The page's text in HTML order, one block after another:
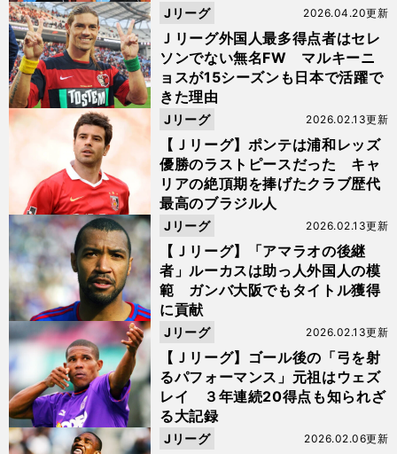
Ｊリーグ外国人最多得点者はセレ
ソンでない無名FW マルキーニ
ョスが15シーズンも日本で活躍で
きた理由
2026.04.20更新
Jリーグ
【Ｊリーグ】ポンテは浦和レッズ
優勝のラストピースだった キャ
リアの絶頂期を捧げたクラブ歴代
最高のブラジル人
2026.02.13更新
Jリーグ
【Ｊリーグ】「アマラオの後継
者」ルーカスは助っ人外国人の模
範 ガンバ大阪でもタイトル獲得
に貢献
2026.02.13更新
Jリーグ
【Ｊリーグ】ゴール後の「弓を射
るパフォーマンス」元祖はウェズ
レイ ３年連続20得点も知られざ
る大記録
2026.02.13更新
Jリーグ
2026.02.06更新
Jリーグ